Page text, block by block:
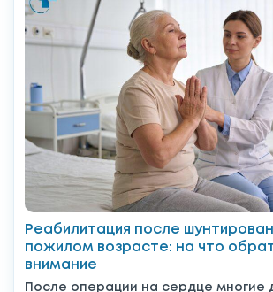
Реабилитация после
пожилом возрасте: на что
внимание
После операции на сердце многие